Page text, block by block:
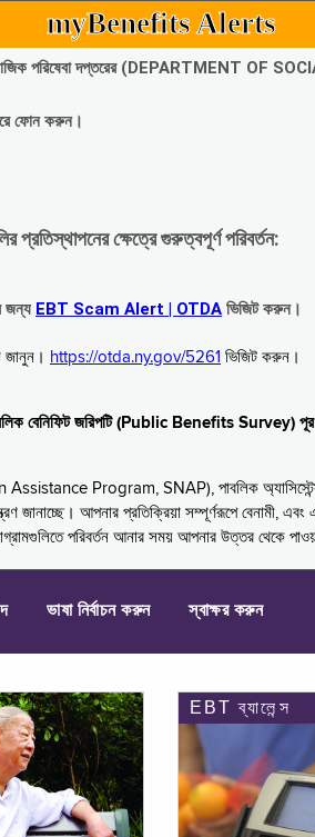
myBenefits Alerts
সামাজিক পরিষেবা দপ্তরের (DEPARTMENT OF
ফোন করুন।
ক্ষেত্রে গুরুত্বপূর্ণ পরিবর্তন:
জন্য EBT Scam Alert | OTDA ভিজিট করুন।
জানুন। https://otda.ny.gov/5261 ভিজিট করুন।
পাবলিক বেনিফিট জরিপটি (Public Benefits Survey)
Assistance Program, SNAP), পাবলিক
আপনার প্রতিক্রিয়া সম্পূর্ণরূপে বেনামী,
পরিবর্তন আনার সময় আপনার উত্তর থেকে
ভাষা নির্বাচন করুন স্বাক্ষর করুন
EBT ব্যালেন্স